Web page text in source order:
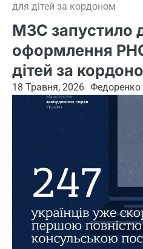
для дітей за кордоном
МЗС запустило
оформлення
дітей за
18 Травня, 2026 Федоренко